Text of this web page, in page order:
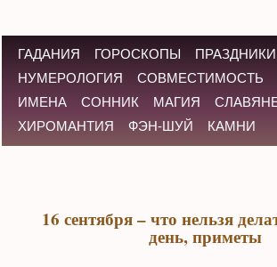
ГАДАНИЯ ГОРОСКОПЫ
ПРАЗДНИКИ
НУМЕРОЛОГИЯ
СОВМЕСТИМОСТЬ
ИМЕНА
СОННИК МАГИЯ
ХИРОМАНТИЯ
ФЭН-ШУЙ КАМНИ
16 сентября – что нельзя
день, приметы